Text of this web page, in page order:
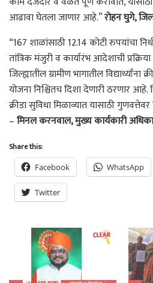
आढावा घेतला जाणार आहे.”रोहन घुगे,
“167 शाळांसाठी 12.14 कोटी रुपयांचा
तांत्रिक मंजुरी व कार्यारंभ आदेशाची
जिल्ह्यातील ग्रामीण भागातील विद्यार्थ्यांना
योजना निश्चितच दिशा देणारी ठरणार आहे.
क्रीडा सुविधा मिळाव्यात यासाठी
–मिनल करनवाल, मुख्य कार्यकारी
Share this:
Facebook WhatsApp
Twitter